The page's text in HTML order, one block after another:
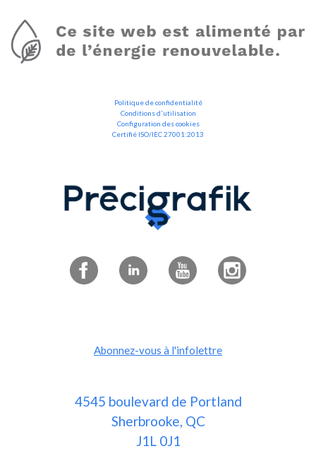
Politique de confidentialité
Conditions d'utilisation
Configuration des cookies
Certifié ISO/IEC 27001:2013
Abonnez-vous à l'infolettre
4545 boulevard de Portland
Sherbrooke, QC
J1L 0J1